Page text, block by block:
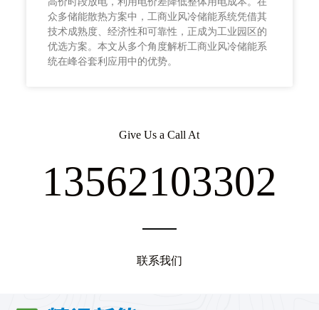
众多储能散热方案中，工商业风冷储能系统凭借其
技术成熟度、经济性和可靠性，正成为工业园区的
优选方案。本文从多个角度解析工商业风冷储能系
统在峰谷套利应用中的优势。
Give Us a Call At
13562103302
联系我们